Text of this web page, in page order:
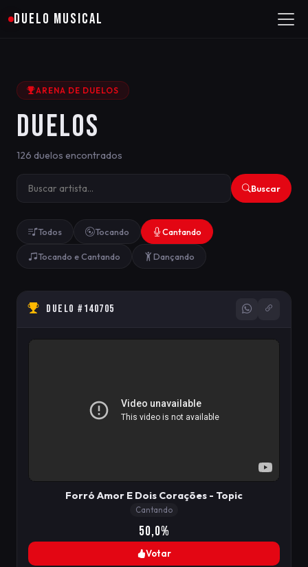
DUELO MUSICAL
ARENA DE DUELOS
DUELOS
126 duelos encontrados
Buscar
Todos Tocando Cantando
Tocando e Cantando Dançando
DUELO #140705
Forró Amor E Dois Corações - Topic
Cantando
50,0%
Votar